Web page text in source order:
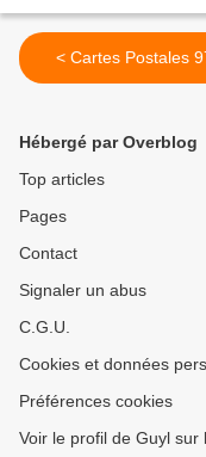
< Cartes Postales
Hébergé par Overblog
Top articles
Pages
Contact
Signaler un abus
C.G.U.
Cookies et données
Préférences cookies
Voir le profil de Guyl sur